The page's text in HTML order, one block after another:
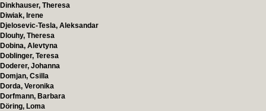
Dinkhauser, Theresa
Diwiak, Irene
Djelosevic-Tesla, Aleksandar
Dlouhy, Theresa
Dobina, Alevtyna
Doblinger, Teresa
Doderer, Johanna
Domjan, Csilla
Dorda, Veronika
Dorfmann, Barbara
Döring, Loma